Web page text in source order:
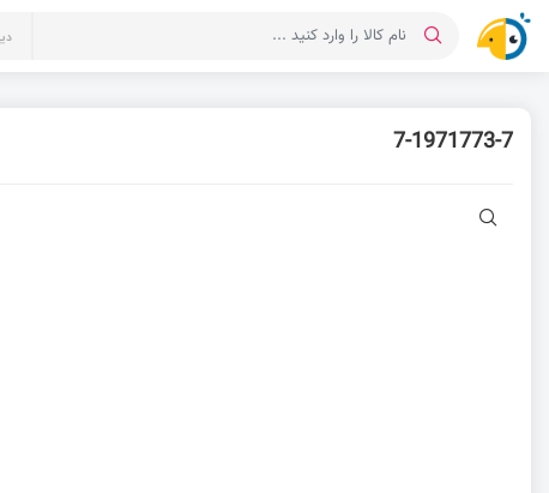
7-1971773-7